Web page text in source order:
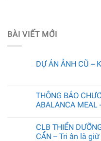
BÀI VIẾT MỚI
DỰ ÁN ẢNH CŨ –
THÔNG BÁO
ABALANCA MEAL
CLB THIỀN
CẦN – Tri ân là